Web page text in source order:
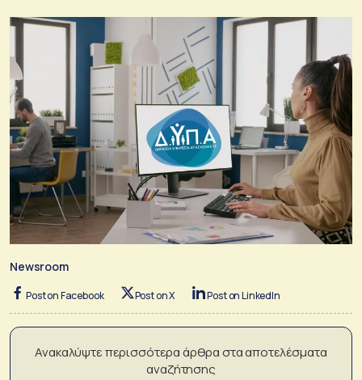
Newsroom
Post on Facebook Post on X Post on LinkedIn
Ανακαλύψτε περισσότερα άρθρα στα αποτελέσματα
αναζήτησης